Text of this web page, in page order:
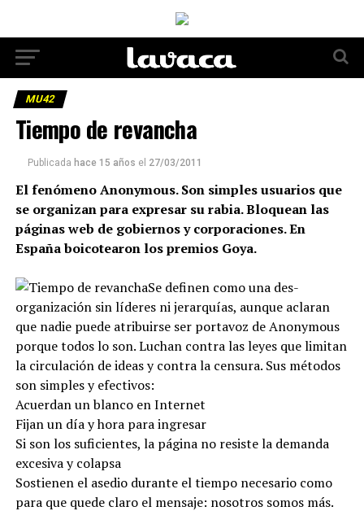
MU42
Tiempo de revancha
Publicada hace 15 años el 27/03/2011
El fenómeno Anonymous. Son simples usuarios que
se organizan para expresar su rabia. Bloquean las
páginas web de gobiernos y corporaciones. En
España boicotearon los premios Goya.
Se definen como una des-
organización sin líderes ni jerarquías, aunque aclaran
que nadie puede atribuirse ser portavoz de Anonymous
porque todos lo son. Luchan contra las leyes que limitan
la circulación de ideas y contra la censura. Sus métodos
son simples y efectivos:
Acuerdan un blanco en Internet
Fijan un día y hora para ingresar
Si son los suficientes, la página no resiste la demanda
excesiva y colapsa
Sostienen el asedio durante el tiempo necesario como
para que quede claro el mensaje: nosotros somos más.